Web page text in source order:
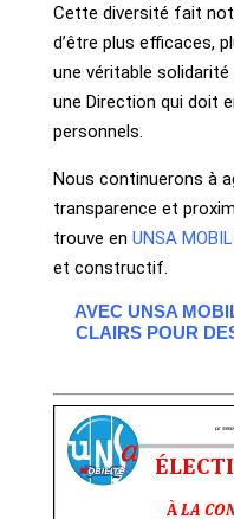
Cette diversité fait
d’être plus efficaces,
une véritable
une Direction qui doit
personnels.
Nous continuerons à
transparence et
trouve en UNSA
et constructif.
AVEC UNSA
CLAIRS POUR